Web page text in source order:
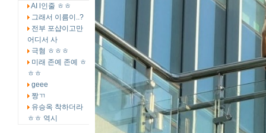
AI l인줄 ㅎㅎ
그래서 이름이..?
전부 포샵이고만
어디서 사
극혐 ㅎㅎㅎ
미래 존예 존예 ㅎ
ㅎㅎ
geee
짱ㄲ
유승옥 착하더라
ㅎㅎ 역시